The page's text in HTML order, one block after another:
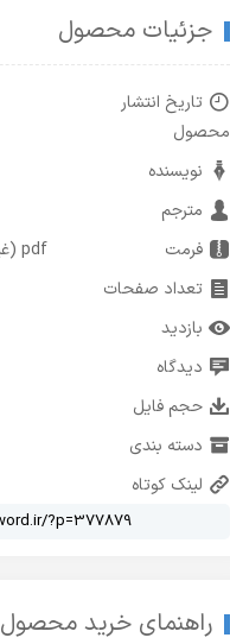
جزئیات محصول
تاریخ انتشار
محصول
نویسنده
مترجم
فرمت
pdf (غیر قابل ویرایش)
تعداد صفحات
بازدید
دیدگاه
حجم فایل
دسته بندی
لینک کوتاه
راهنمای خرید محصول